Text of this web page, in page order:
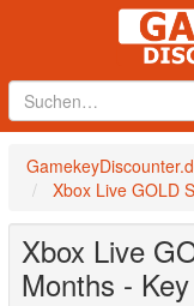
Xbox Live GOLD
Xbox Live
Months -